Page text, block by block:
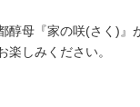
母『家の咲(さく)』
しみください。